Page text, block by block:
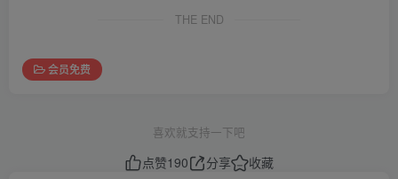
THE END
会员免费
喜欢就支持一下吧
点赞190 分享
收藏